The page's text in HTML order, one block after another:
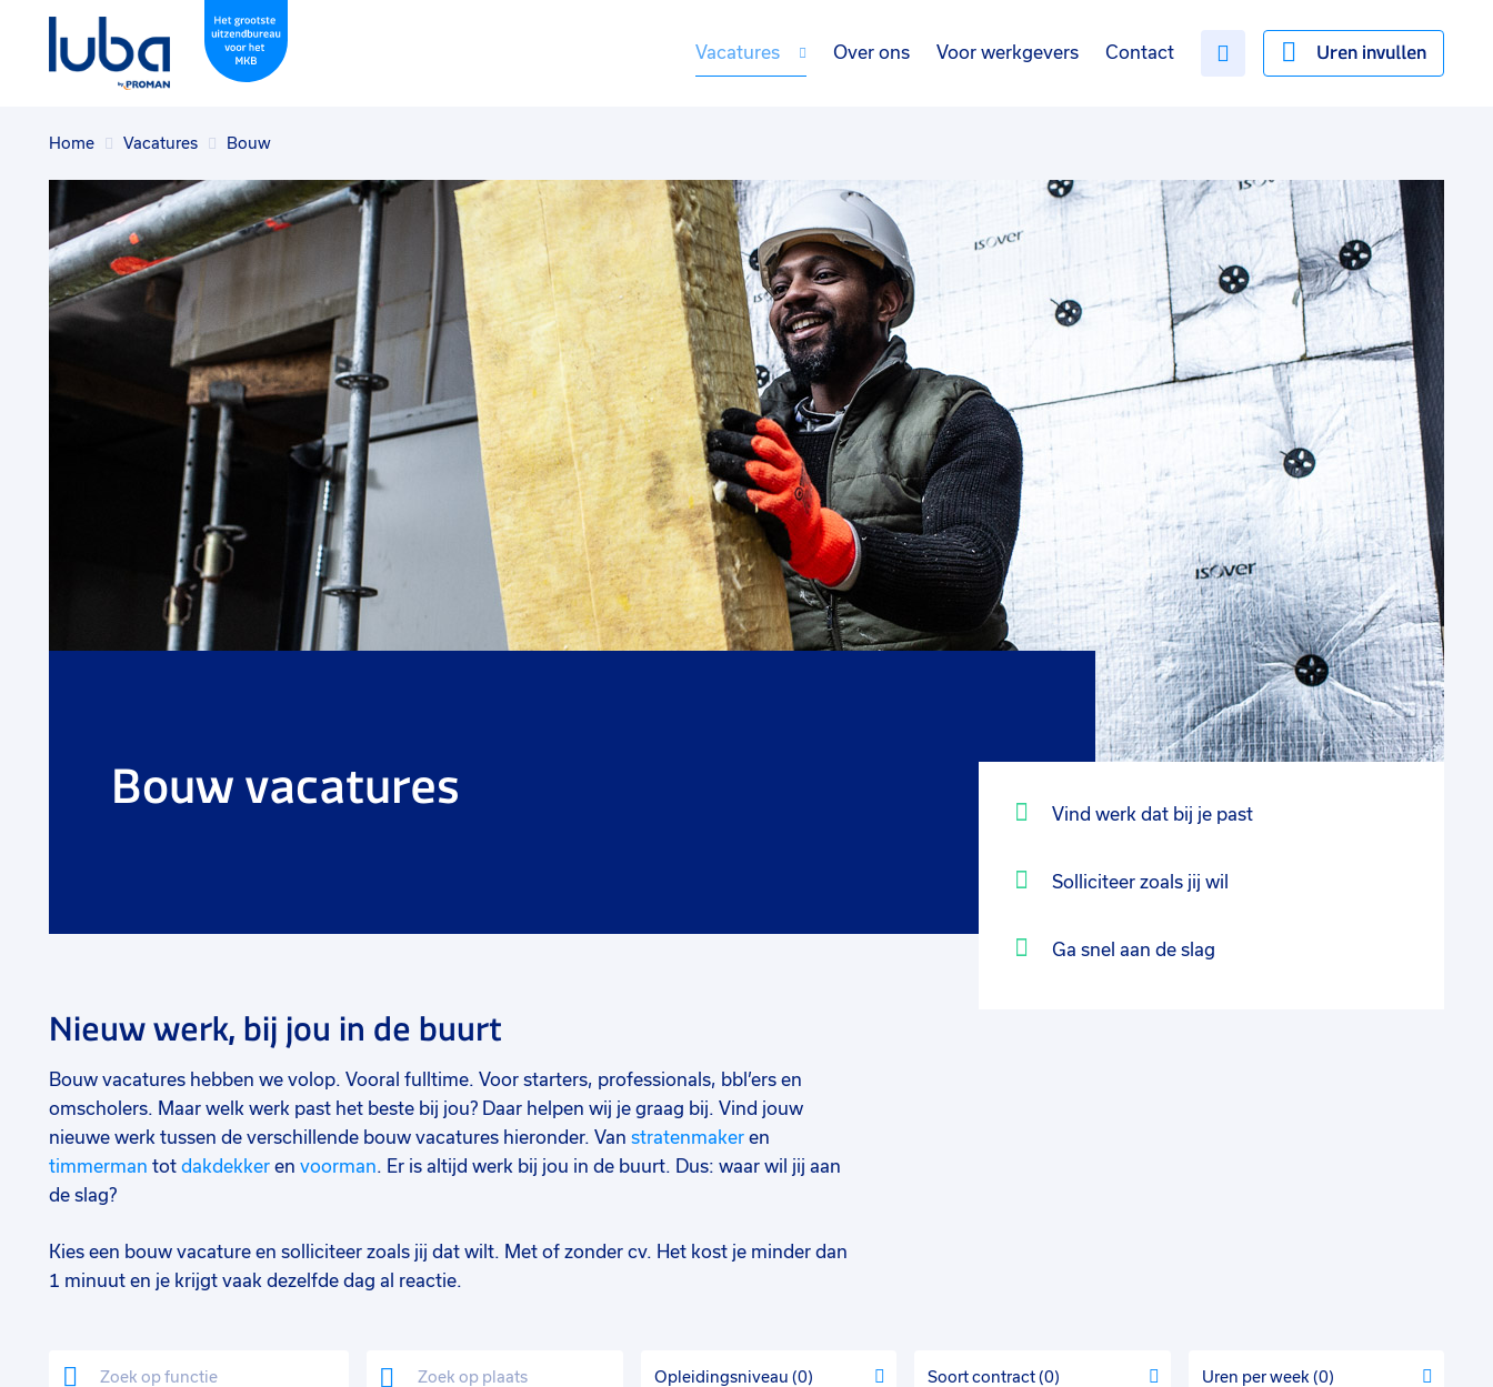
Uren invullen
Vacatures Over ons Voor werkgevers Contact
Home Vacatures Bouw
Bouw vacatures Vind werk dat bij je past
Solliciteer zoals jij wil
Ga snel aan de slag
Nieuw werk, bij jou in de buurt
Bouw vacatures hebben we volop. Vooral fulltime. Voor starters, professionals, bbl’ers en
omscholers. Maar welk werk past het beste bij jou? Daar helpen wij je graag bij. Vind jouw
nieuwe werk tussen de verschillende bouw vacatures hieronder. Van stratenmaker en
timmerman tot dakdekker en voorman. Er is altijd werk bij jou in de buurt. Dus: waar wil jij aan
de slag?
Kies een bouw vacature en solliciteer zoals jij dat wilt. Met of zonder cv. Het kost je minder dan
1 minuut en je krijgt vaak dezelfde dag al reactie.
Opleidingsniveau 0 Soort contract 0 Uren per week 0